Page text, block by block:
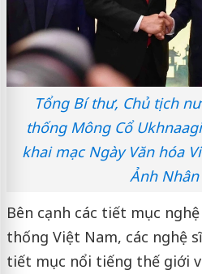
Tổng Bí thư, Chủ tịch
thống Mông Cổ
khai mạc Ngày Văn hóa
Ảnh Nhân
Bên cạnh các tiết mục
thống Việt Nam, các nghệ
tiết mục nổi tiếng thế giới